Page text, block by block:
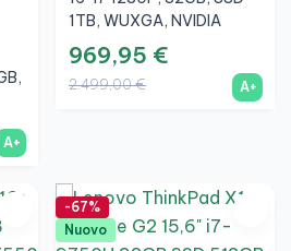
A+
1TB, WUXGA, NVIDIA
Quadro T550 4GB, A+
969,95 €
2.499,00 € A+
-67%
Nuovo